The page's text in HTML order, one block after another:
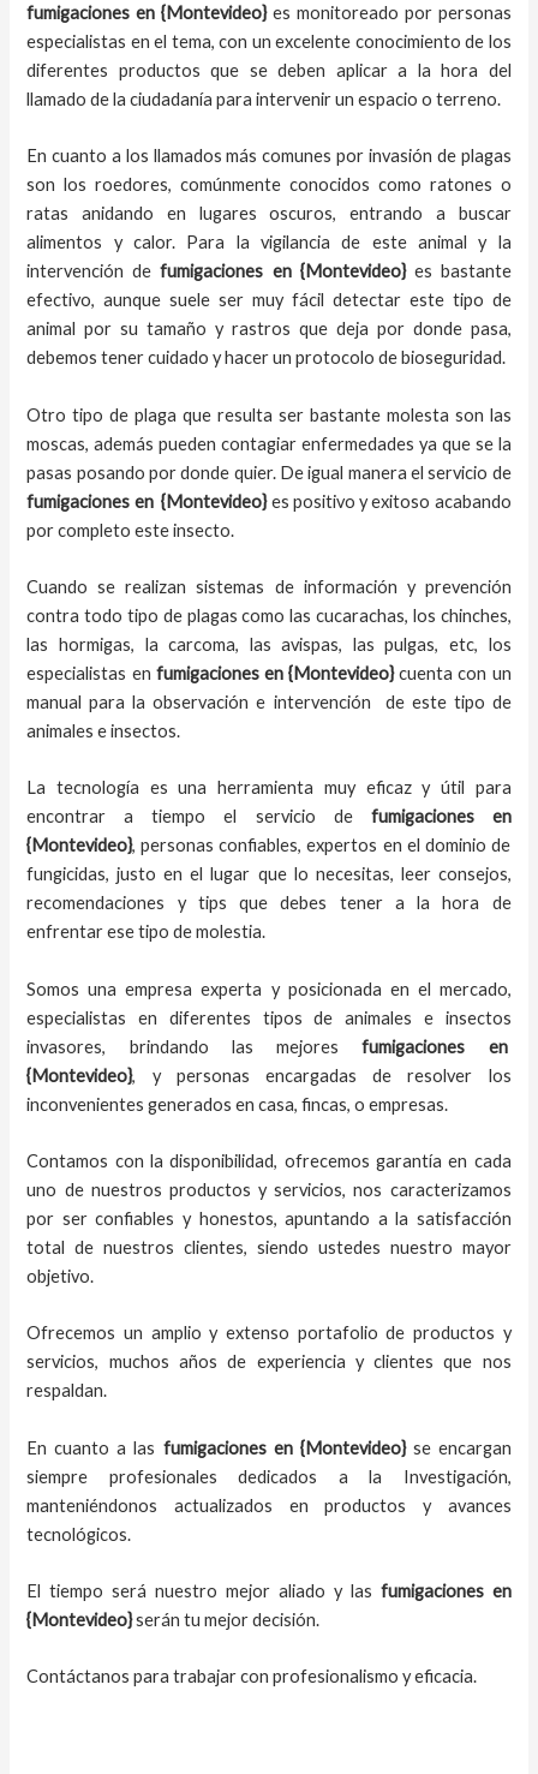
fumigaciones en {Montevideo}es monitoreado por personas
especialistas en el tema, con un excelente conocimiento de los
diferentes productos que se deben aplicar a la hora del
llamado de la ciudadanía para intervenir un espacio o terreno.
En cuanto a los llamados más comunes por invasión de plagas
son los roedores, comúnmente conocidos como ratones o
ratas anidando en lugares oscuros, entrando a buscar
alimentos y calor. Para la vigilancia de este animal y la
intervención defumigaciones en{Montevideo} es bastante
efectivo, aunque suele ser muy fácil detectar este tipo de
animal por su tamaño y rastros que deja por donde pasa,
debemos tener cuidado y hacer un protocolo de bioseguridad.
Otro tipo de plaga que resulta ser bastante molesta son las
moscas, además pueden contagiar enfermedades ya que se la
pasas posando por donde quier. De igual manera el servicio de
fumigaciones en{Montevideo}es positivo y exitoso acabando
por completo este insecto.
Cuando se realizan sistemas de información y prevención
contra todo tipo de plagas como las cucarachas, los chinches,
las hormigas, la carcoma, las avispas, las pulgas, etc, los
especialistas en fumigaciones en{Montevideo}cuenta con un
manual para la observación e intervención de este tipo de
animales e insectos.
La tecnología es una herramienta muy eficaz y útil para
encontrar a tiempo el servicio de fumigaciones en
{Montevideo}, personas confiables, expertos en el dominio de
fungicidas, justo en el lugar que lo necesitas, leer consejos,
recomendaciones y tips que debes tener a la hora de
enfrentar ese tipo de molestia.
Somos una empresa experta y posicionada en el mercado,
especialistas en diferentes tipos de animales e insectos
invasores, brindando las mejoresfumigaciones en
{Montevideo}, y personas encargadas de resolver los
inconvenientes generados en casa, fincas, o empresas.
Contamos con la disponibilidad, ofrecemos garantía en cada
uno de nuestros productos y servicios, nos caracterizamos
por ser confiables y honestos, apuntando a la satisfacción
total de nuestros clientes, siendo ustedes nuestro mayor
objetivo.
Ofrecemos un amplio y extenso portafolio de productos y
servicios, muchos años de experiencia y clientes que nos
respaldan.
En cuanto a las fumigaciones en {Montevideo} se encargan
siempre profesionales dedicados a la Investigación,
manteniéndonos actualizados en productos y avances
tecnológicos.
El tiempo será nuestro mejor aliado y las fumigaciones en
{Montevideo}serán tu mejor decisión.
Contáctanos para trabajar con profesionalismo y eficacia.